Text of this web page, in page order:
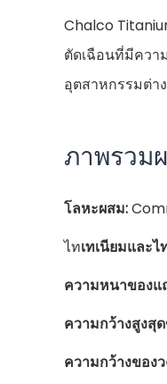
Chalco
ตัดเฉือนที่มีควา
อุตสาหกรรมต่า
ภาพรวม
โลหะผสม:
ไทเทเนียมและ
ความหนาของแ
ความกว้างสูงสุ
ความกว้างของว